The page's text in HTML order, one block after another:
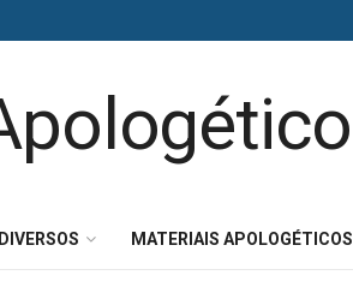
DIVERSOS MATERIAIS APOLOGÉTICOS